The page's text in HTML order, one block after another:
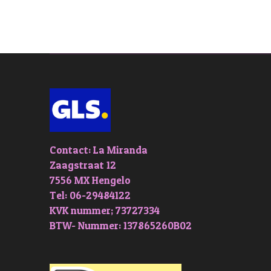
Contact: La Miranda
Zaagstraat 12
7556 MX Hengelo
Tel: 06-29484122
KVK nummer; 73727334
BTW- Nummer: 137865260B02